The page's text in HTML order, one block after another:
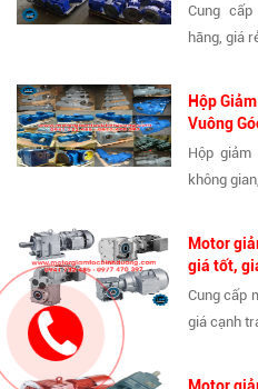
Cung
hãng, giá
Hộp
Vuông
Hộp
không
Motor
giá tốt,
Cung cấp
giá cạnh